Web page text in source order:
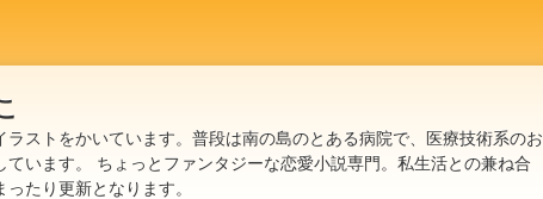
ラストをかいています。普段は南の島のとある病院で、医療技術系のお
ています。 ちょっとファンタジーな恋愛小説専門。私生活との兼ね合
ったり更新となります。